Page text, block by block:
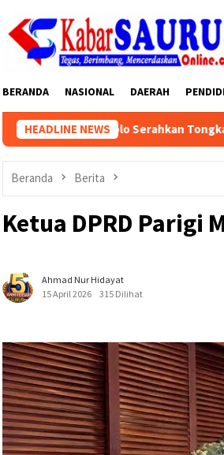
BERANDA NASIONAL DAERAH
HEADLINE NEWS
Serahkan Tongkat Estafet
Beranda Berita
Ketua DPRD Parigi
Ahmad Nur Hidayat
15 April 2026
315 Dilihat